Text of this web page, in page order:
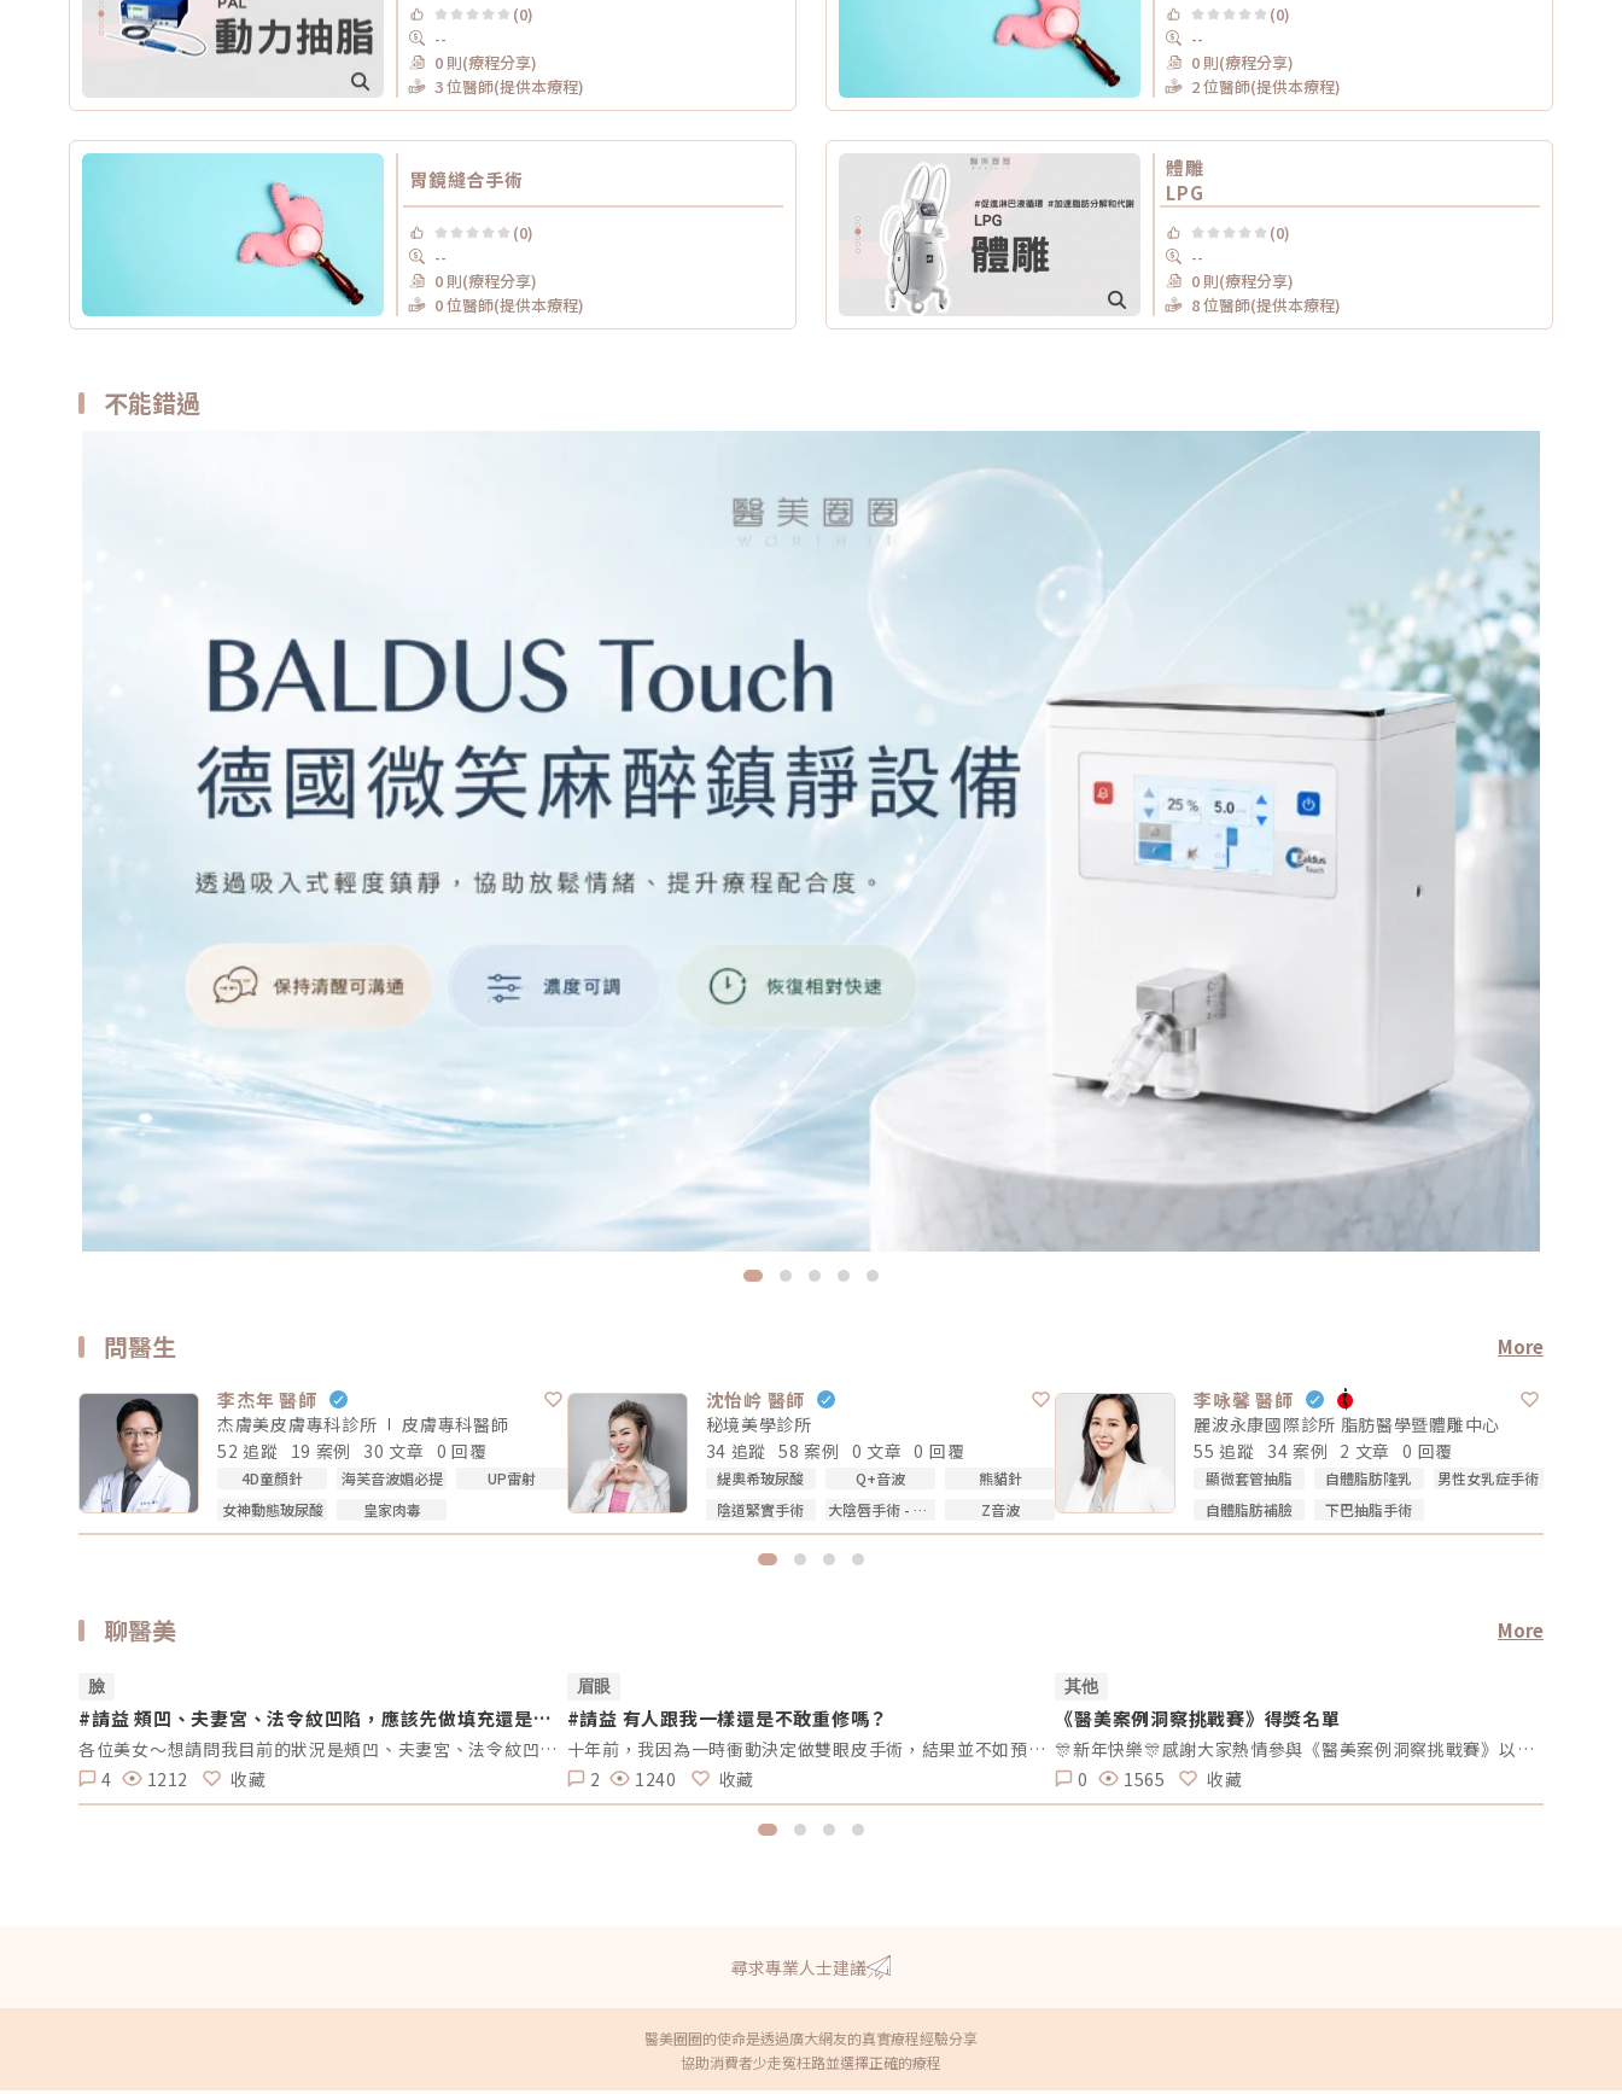
(0)
--
0 則(療程分享)
3 位醫師(提供本療程)
(0)
--
0 則(療程分享)
2 位醫師(提供本療程)
胃鏡縫合手術
(0)
--
0 則(療程分享)
0 位醫師(提供本療程)
體雕
LPG
(0)
--
0 則(療程分享)
8 位醫師(提供本療程)
不能錯過
問醫生 More
李杰年 醫師
杰膚美皮膚專科診所 皮膚專科醫師
52 追蹤 19 案例 30 文章 0 回覆
4D童顏針 海芙音波媚必提
UP雷射
女神動態玻尿酸
皇家肉毒
沈怡岒 醫師
秘境美學診所
34 追蹤 58 案例 0 文章 0 回覆
緹奧希玻尿酸 Q+音波
熊貓針
陰道緊實手術
大陰唇手術 - 填補乾扁皺摺 Z音波
李咏馨 醫師
麗波永康國際診所 脂肪醫學暨體雕中心
55 追蹤 34 案例 2 文章 0 回覆
顯微套管抽脂 自體脂肪隆乳
男性女乳症手術
自體脂肪補臉
下巴抽脂手術
聊醫美 More
臉
#請益 頰凹、夫妻宮、法令紋凹陷，應該先做填充還是電
音波？
各位美女～想請問我目前的狀況是頰凹、夫妻宮、法令紋凹陷，去醫美診所諮詢，他是建議我電音波也要做，但療程下來要20萬左右，目前最困擾的是法令紋>頰凹>夫妻宮是先填充完再打電波嗎？還是先打電波再填充呢～～Â
4
1212 收藏
眉眼
#請益 有人跟我一樣還是不敢重修嗎？
十年前，我因為一時衝動決定做雙眼皮手術，結果並不如預期。兩邊的效果不對稱，一邊提了眼肌，一邊沒有。當時醫生說割寬一點會比較好看，但十年過去了，腫脹雖然消了，可是眼皮開始下垂，又讓我動了重修的念頭。但每次想到重修的風險、可能的失敗，以及花費，我就遲遲不敢行動。尤其看到一些人分享重修失敗的經驗，真的讓人害怕。現在的我，既想改善，又擔心失敗後會更加自卑。我很好奇，有沒有其他人也曾經面臨過類似的困擾？是什麼讓你們猶豫不決？是風險、費用，還是其他原因？這樣的修改方式更為自然，邀請大家分享自己的經歷和想法，而不是直接要求他們回答特定的問題。這樣可以讓討論更為自由和友好。
2
1240 收藏
其他
《醫美案例洞察挑戰賽》得獎名單
🎊新年快樂🎊感謝大家熱情參與《醫美案例洞察挑戰賽》以下為「專業評論獎得獎名單」、「活躍參與獎得獎者」及 「推薦好友獲獎者」！獎項將於 02/10（一）前陸續發放，請得獎者耐心等待小編通知💌還沒加入醫美圈圈官方LINE的朋友，記得趕快加入哦💖「點我加入醫美圈圈官方LINE」📢未來我們將舉辦更多有趣的活動，請持續關注，和我們一起探索醫美新知，解鎖更多驚喜獎勵✨ 專業評論獎《7-11購物金50元》 第一週得獎者 第二週得獎者 第三週得獎者 第四週得獎者 五 Timmy Cai 仁者 秦先生 Alita patty Er Yu 昱慧 Jenny T 仁者 秦先生 Er Yu Er Yu Er Yu Jenny T 仁者 仁者 秦先生 Alita Alita 秦先生 fff 小玲 Benson fff Lynnn Iris H MK 五 Jenny T fff 軒軒 軒軒 Chaowei Lynnn Jenny T Lynnn Alita Kimiko 活躍參與獎得獎者《7-11購物金100元》 仁者 Er Yu 秦先生 Alita 小玲 Jenny T Lynnn fff 推薦好友得獎者 獲得獎勵 仁者 LINE Points 10 點數 軒軒 LINE Points 5 點數 Chaowei LINE Points 10 點數
0
1565 收藏
尋求專業人士建議
醫美圈圈的使命是透過廣大網友的真實療程經驗分享
協助消費者少走冤枉路並選擇正確的療程